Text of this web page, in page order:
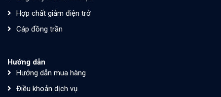
Hợp chất giảm điện trở
Cáp đồng trần
Hướng dẫn
Hướng dẫn mua hàng
Điều khoản dịch vụ